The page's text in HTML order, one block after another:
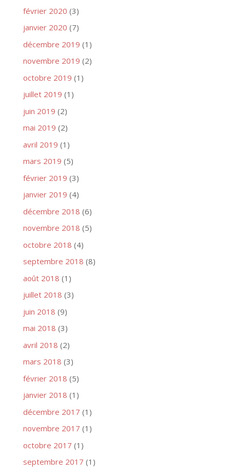
février 2020 (3)
janvier 2020 (7)
décembre 2019 (1)
novembre 2019 (2)
octobre 2019 (1)
juillet 2019 (1)
juin 2019 (2)
mai 2019 (2)
avril 2019 (1)
mars 2019 (5)
février 2019 (3)
janvier 2019 (4)
décembre 2018 (6)
novembre 2018 (5)
octobre 2018 (4)
septembre 2018 (8)
août 2018 (1)
juillet 2018 (3)
juin 2018 (9)
mai 2018 (3)
avril 2018 (2)
mars 2018 (3)
février 2018 (5)
janvier 2018 (1)
décembre 2017 (1)
novembre 2017 (1)
octobre 2017 (1)
septembre 2017 (1)